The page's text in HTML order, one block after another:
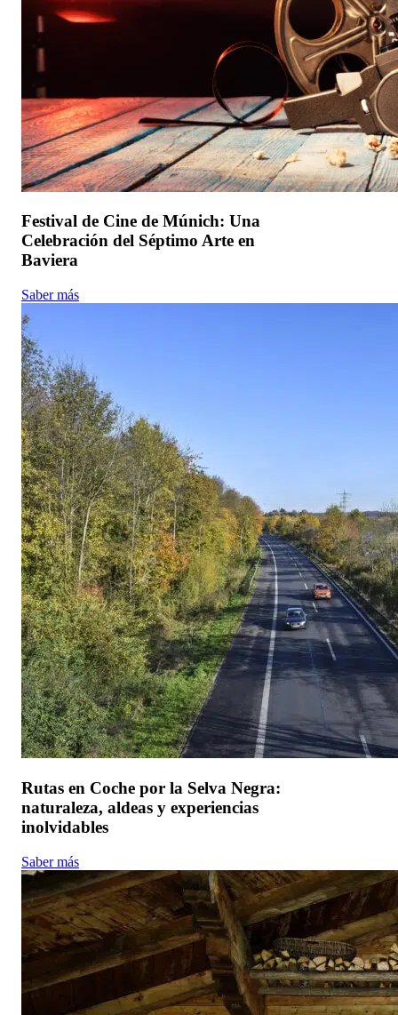
Festival de Cine de Múnich: Una
Celebración del Séptimo Arte en
Baviera
Saber más
Rutas en Coche por la Selva Negra:
naturaleza, aldeas y experiencias
inolvidables
Saber más